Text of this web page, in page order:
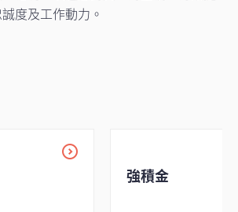
度及工作動力。
強積金